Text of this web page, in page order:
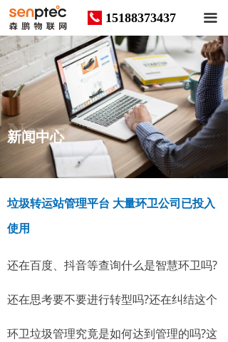
끀
끅 15188373437
垃圾转运站管理平台 大量环卫公司已投入
使用
还在百度、抖音等查询什么是智慧环卫吗?
还在思考要不要进行转型吗?还在纠结这个
环卫垃圾管理究竟是如何达到管理的吗?这
News
新闻中心